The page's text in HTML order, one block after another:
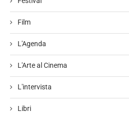
Film
L'Agenda
L'Arte al Cinema
L'intervista
Libri